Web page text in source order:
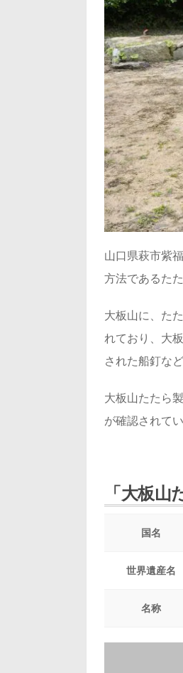
山口県萩市紫
方法であるた
大板山に、た
れており、大
された船釘な
大板山たたら
が確認されてい
「大板
国名
世界遺産名
名称